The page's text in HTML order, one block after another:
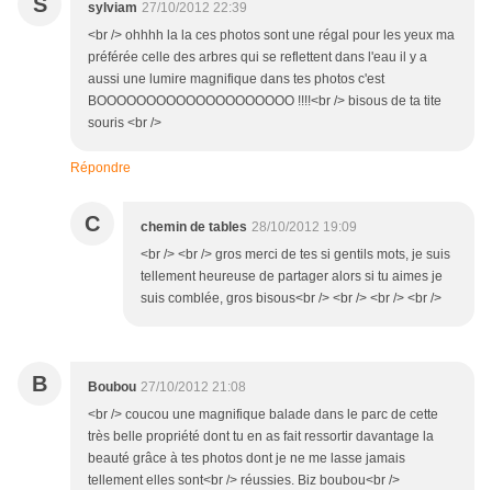
sylviam 27/10/2012 22:39
<br /> ohhhh la la ces photos sont une régal pour les yeux ma
préférée celle des arbres qui se reflettent dans l'eau il y a
aussi une lumire magnifique dans tes photos c'est
BOOOOOOOOOOOOOOOOOOOO !!!!<br /> bisous de ta tite
souris <br />
Répondre
C chemin de tables 28/10/2012 19:09
<br /> <br /> gros merci de tes si gentils mots, je suis
tellement heureuse de partager alors si tu aimes je
suis comblée, gros bisous<br /> <br /> <br /> <br />
B Boubou 27/10/2012 21:08
<br /> coucou une magnifique balade dans le parc de cette
très belle propriété dont tu en as fait ressortir davantage la
beauté grâce à tes photos dont je ne me lasse jamais
tellement elles sont<br /> réussies. Biz boubou<br />